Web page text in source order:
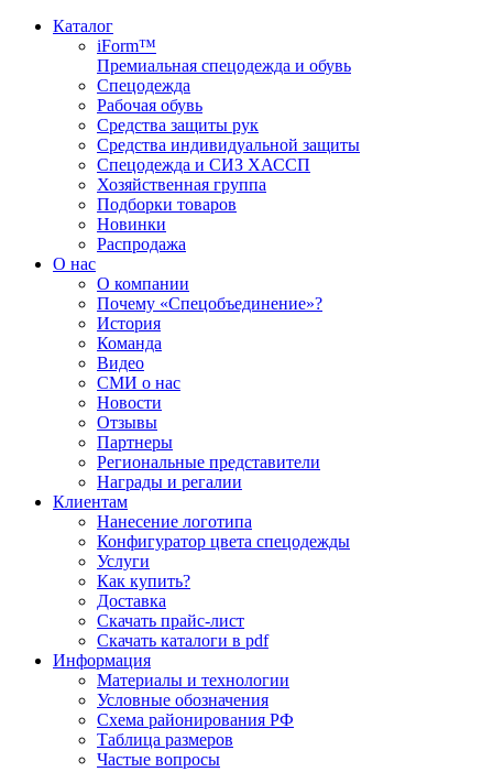
Каталог
iForm™
Премиальная спецодежда и обувь
Спецодежда
Рабочая обувь
Средства защиты рук
Средства индивидуальной защиты
Спецодежда и СИЗ ХАССП
Хозяйственная группа
Подборки товаров
Новинки
Распродажа
О нас
О компании
Почему «Спецобъединение»?
История
Команда
Видео
СМИ о нас
Новости
Отзывы
Партнеры
Региональные представители
Награды и регалии
Клиентам
Нанесение логотипа
Конфигуратор цвета спецодежды
Услуги
Как купить?
Доставка
Скачать прайс-лист
Скачать каталоги в pdf
Информация
Материалы и технологии
Условные обозначения
Схема районирования РФ
Таблица размеров
Частые вопросы